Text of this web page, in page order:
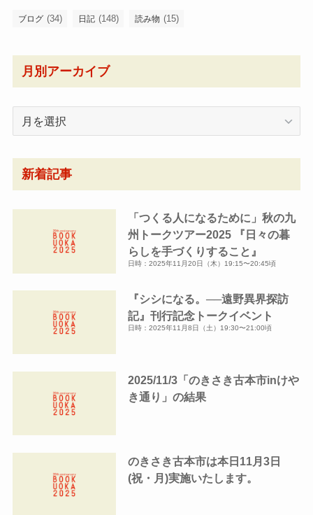
ブログ (34) 日記 (148) 読み物 (15)
月別アーカイブ
ー
カ
新着記事
「つくる人になるために」秋の九
州トークツアー2025 『日々の暮
らしを手づくりすること』
日時：2025年11月20日（木）19:15〜20:45頃
『シシになる。──遠野異界探訪
記』刊行記念トークイベント
日時：2025年11月8日（土）19:30〜21:00頃
2025/11/3「のきさき古本市inけや
き通り」の結果
のきさき古本市は本日11月3日
(祝・月)実施いたします。